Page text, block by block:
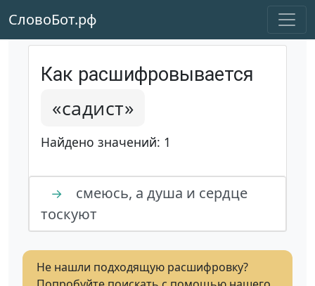
СловоБот.рф
Как расшифровывается
«садист»
Найдено значений: 1
→
смеюсь, а душа и сердце
тоскуют
Не нашли подходящую расшифровку?